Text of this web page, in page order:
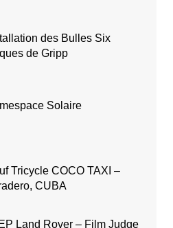
des Bulles Six
de Gripp
Solaire
Tricycle COCO TAXI –
CUBA
Land Rover – Film Judge